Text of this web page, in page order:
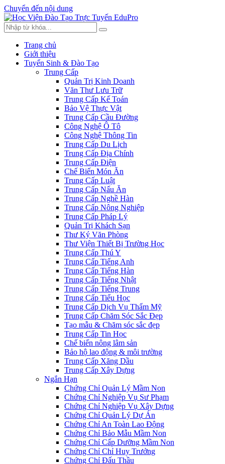
Chuyển đến nội dung
Trang chủ
Giới thiệu
Tuyển Sinh & Đào Tạo
Trung Cấp
Quản Trị Kinh Doanh
Văn Thư Lưu Trữ
Trung Cấp Kế Toán
Bảo Vệ Thực Vật
Trung Cấp Cầu Đường
Công Nghệ Ô Tô
Công Nghệ Thông Tin
Trung Cấp Du Lịch
Trung Cấp Địa Chính
Trung Cấp Điện
Chế Biến Món Ăn
Trung Cấp Luật
Trung Cấp Nấu Ăn
Trung Cấp Nghề Hàn
Trung Cấp Nông Nghiệp
Trung Cấp Pháp Lý
Quản Trị Khách Sạn
Thư Ký Văn Phòng
Thư Viện Thiết Bị Trường Học
Trung Cấp Thú Y
Trung Cấp Tiếng Anh
Trung Cấp Tiếng Hàn
Trung Cấp Tiếng Nhật
Trung Cấp Tiếng Trung
Trung Cấp Tiểu Học
Trung Cấp Dịch Vụ Thẩm Mỹ
Trung Cấp Chăm Sóc Sắc Đẹp
Tạo mẫu & Chăm sóc sắc đẹp
Trung Cấp Tin Học
Chế biến nông lâm sản
Bảo hộ lao động & môi trường
Trung Cấp Xăng Dầu
Trung Cấp Xây Dựng
Ngắn Hạn
Chứng Chỉ Quản Lý Mầm Non
Chứng Chỉ Nghiệp Vụ Sư Phạm
Chứng Chỉ Nghiệp Vụ Xây Dựng
Chứng Chỉ Quản Lý Dự Án
Chứng Chỉ An Toàn Lao Động
Chứng Chỉ Bảo Mẫu Mầm Non
Chứng Chỉ Cấp Dưỡng Mầm Non
Chứng Chỉ Chỉ Huy Trưởng
Chứng Chỉ Đấu Thầu